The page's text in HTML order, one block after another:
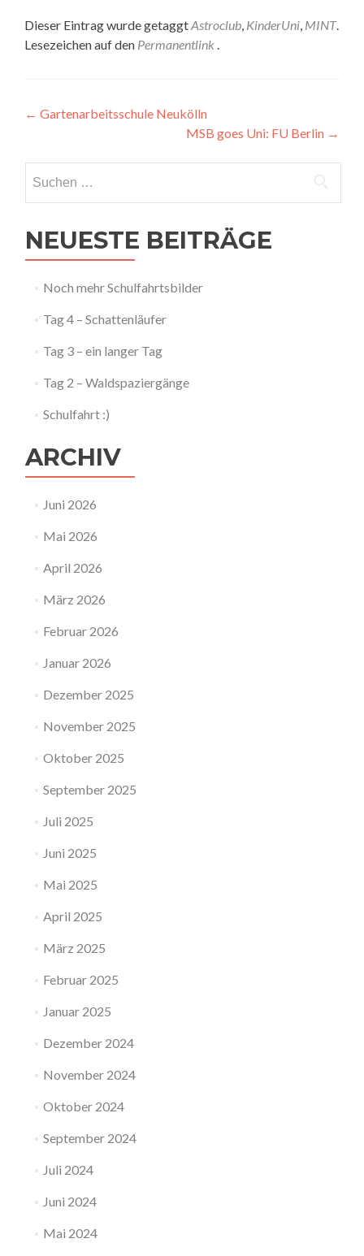
Dieser Eintrag wurde getaggtAstroclub, KinderUni, MINT.
Lesezeichen auf den Permanentlink .
Artikel-
← Gartenarbeitsschule Neukölln
MSB goes Uni: FU Berlin →
nach:
NEUESTE BEITRÄGE
Noch mehr Schulfahrtsbilder
Tag 4 – Schattenläufer
Tag 3 – ein langer Tag
Tag 2 – Waldspaziergänge
Schulfahrt :)
ARCHIV
Juni 2026
Mai 2026
April 2026
März 2026
Februar 2026
Januar 2026
Dezember 2025
November 2025
Oktober 2025
September 2025
Juli 2025
Juni 2025
Mai 2025
April 2025
März 2025
Februar 2025
Januar 2025
Dezember 2024
November 2024
Oktober 2024
September 2024
Juli 2024
Juni 2024
Mai 2024